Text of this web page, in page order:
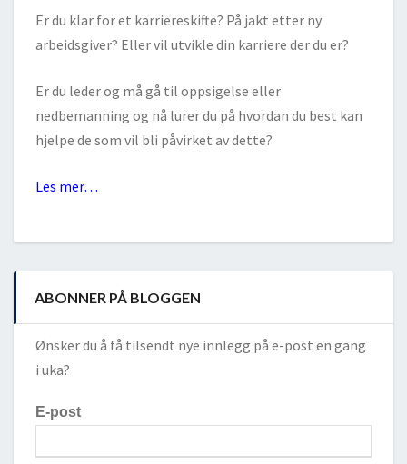
Er du klar for et karriereskifte? På jakt etter ny
arbeidsgiver? Eller vil utvikle din karriere der du er?
Er du leder og må gå til oppsigelse eller
nedbemanning og nå lurer du på hvordan du best kan
hjelpe de som vil bli påvirket av dette?
Les mer…
ABONNER PÅ BLOGGEN
Ønsker du å få tilsendt nye innlegg på e-post en gang
i uka?
E-post